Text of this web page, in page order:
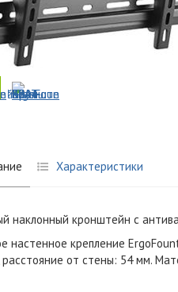
Характеристики
наклонный кронштейн с
настенное крепление
от стены: 54 мм.